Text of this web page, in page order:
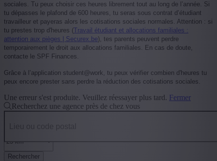
sociales. Tu peux choisir ces heures librement tout au long de l’année. Si
tu dépasses le plafond de 600 heures, tu seras sous contrat d’étudiant
travailleur et payeras alors les cotisations sociales normales. Attention : si
tu prestes trop d'heures (Travail étudiant et allocations familiales :
attention aux pièges | Securex.be), tes parents peuvent perdre
temporairement le droit aux allocations familiales. En cas de doute,
contacte le SPF Finances.
Grâce à l’application student@work, tu peux vérifier combien d'heures tu
peux encore prester sans perdre la réduction des cotisations sociales.
Une erreur s'est produite. Veuillez réessayer plus tard. Fermer
Recherchez une agence près de chez vous
Rechercher